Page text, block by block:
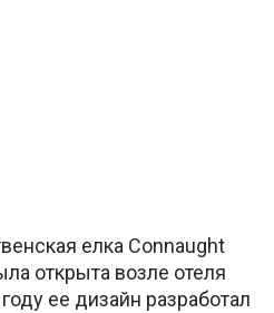
елка Connaught
открыта возле отеля
ее дизайн разработал